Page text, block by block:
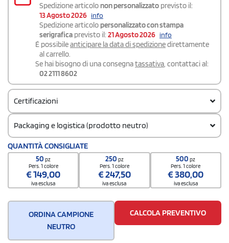
Spedizione articolo non personalizzato previsto il:
13 Agosto 2026 info
Spedizione articolo personalizzato con stampa
serigrafica previsto il: 21 Agosto 2026 info
É possibileanticipare la data di spedizionedirettamente
al carrello.
Se hai bisogno di una consegnatassativa, contattaci al:
02 2111 8602
Certificazioni
Packaging e logistica (prodotto neutro)
Codice doganale
96091090
Quantità per confezione
Quantità per scatola
480
QUANTITÀ CONSIGLIATE
50pz
Pers. 1 colore
€149,00
iva esclusa
250 pz
Pers. 1 colore
€247,50
iva esclusa
500pz
Pers. 1 colore
€380,00
iva esclusa
ORDINA CAMPIONE
NEUTRO
CALCOLA PREVENTIVO